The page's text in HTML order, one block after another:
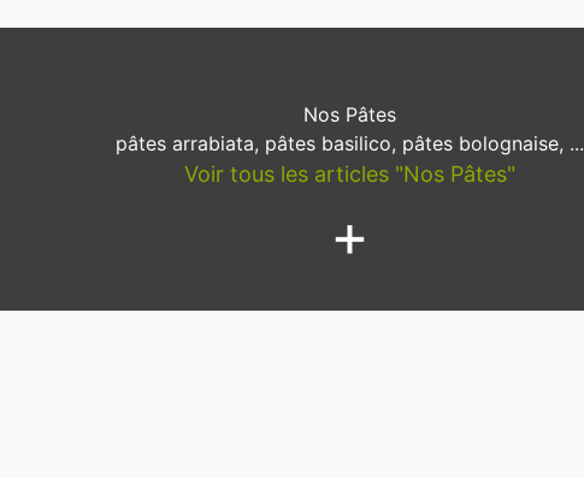
Nos Pâtes
pâtes arrabiata, pâtes basilico, pâtes bolognaise, ...
Voir tous les articles "Nos Pâtes"
+